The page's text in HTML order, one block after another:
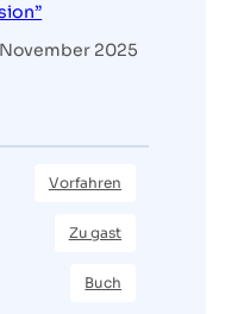
2025
Vorfahren
Zu gast
Buch